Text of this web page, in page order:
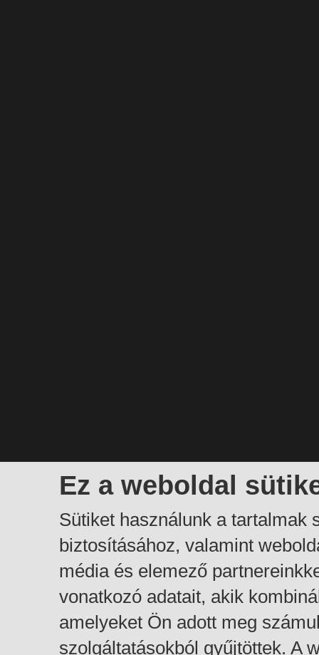
Ez a weboldal
Sütiket használunk a tartalmak
biztosításához, valamint
média és elemező
vonatkozó adatait, akik
amelyeket Ön adott meg
szolgáltatásokból gyűjtöttek. A